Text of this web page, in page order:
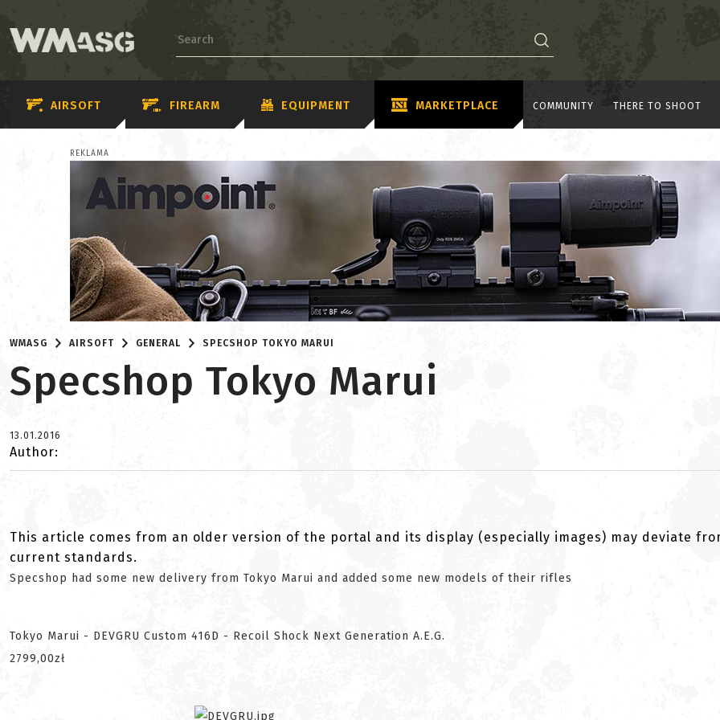
AIRSOFT FIREARM EQUIPMENT MARKETPLACE COMMUNITY THERE TO SHOOT
REKLAMA
WMASG AIRSOFT GENERAL SPECSHOP TOKYO MARUI
Specshop Tokyo Marui
13.01.2016
Author:
This article comes from an older version of the portal and its display (especially images) may deviate
current standards.
Specshop had some new delivery from Tokyo Marui and added some new models of their rifles
Tokyo Marui - DEVGRU Custom 416D - Recoil Shock Next Generation A.E.G.
2799,00zł